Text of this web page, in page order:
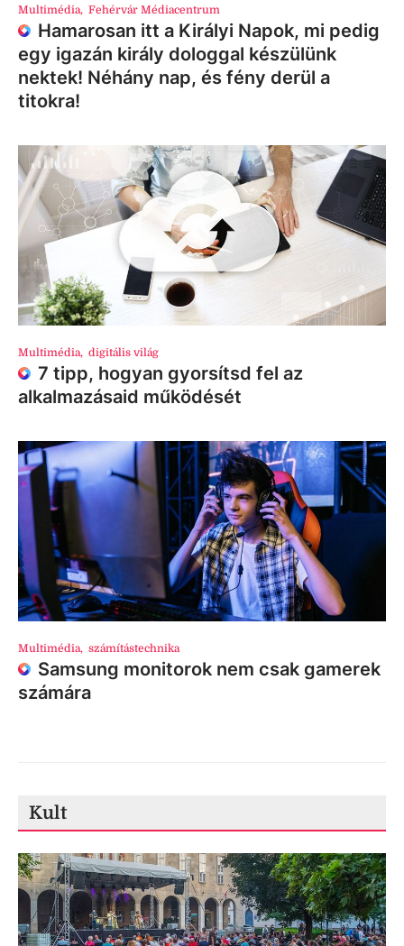
Multimédia, Fehérvár Médiacentrum
Hamarosan itt a Királyi Napok, mi pedig
egy igazán király dologgal készülünk
nektek! Néhány nap, és fény derül a
titokra!
Multimédia, digitális világ
7 tipp, hogyan gyorsítsd fel az
alkalmazásaid működését
Multimédia, számítástechnika
Samsung monitorok nem csak gamerek
számára
Kult